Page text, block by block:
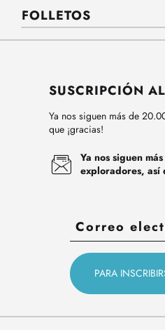
FOLLETOS
SUSCRIPCIÓN
Ya nos siguen más de
que ¡gracias!
Ya nos siguen
exploradores, así